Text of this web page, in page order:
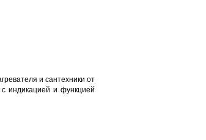
и сантехники от
индикацией и функцией